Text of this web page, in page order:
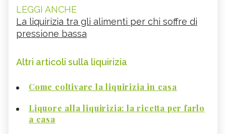
LEGGI ANCHE
La liquirizia tra gli alimenti per chi soffre di
pressione bassa
Altri articoli sulla liquirizia
Come coltivare la liquirizia in casa
Liquore alla liquirizia: la ricetta per farlo
a casa